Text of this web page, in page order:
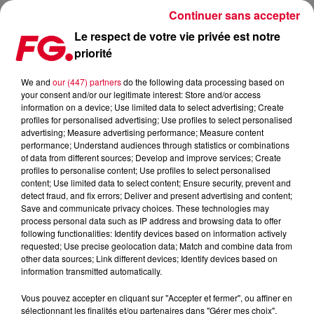
2025, L’ANNÉE DE TOUS LES RECORDS POUR LA SACEM
Publié : 7 mai 2026 à 14h46 par Jean-Baptiste Blandin
Concert
Le respect de votre vie privée est notre
priorité
We and our (447) partnersdo the following data processing based on
your consent and/or our legitimate interest: Store and/or access
information on a device; Use limited data to select advertising; Create
profiles for personalised advertising; Use profiles to select personalised
advertising; Measure advertising performance; Measure content
performance; Understand audiences through statistics or combinations
of data from different sources; Develop and improve services; Create
profiles to personalise content; Use profiles to select personalised
content; Use limited data to select content; Ensure security, prevent and
detect fraud, and fix errors; Deliver and present advertising and content;
Save and communicate privacy choices. These technologies may
process personal data such as IP address and browsing data to offer
following functionalities: Identify devices based on information actively
requested; Use precise geolocation data; Match and combine data from
other data sources; Link different devices; Identify devices based on
information transmitted automatically.
Vous pouvez accepter en cliquant sur "Accepter et fermer", ou affiner en
sélectionnant les finalités et/ou partenaires dans "Gérer mes choix".
Continuer sans accepter